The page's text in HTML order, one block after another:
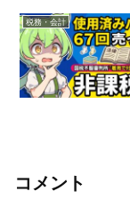
税務・会計
コメント